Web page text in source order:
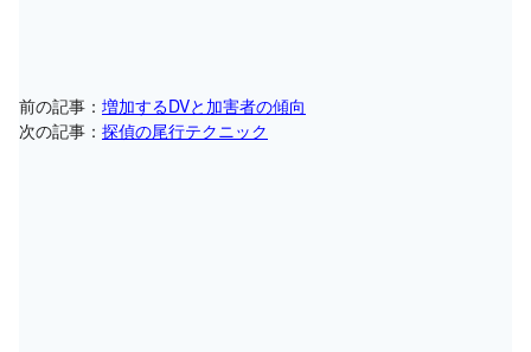
前の記事： 増加するDVと加害者の傾向
次の記事： 探偵の尾行テクニック